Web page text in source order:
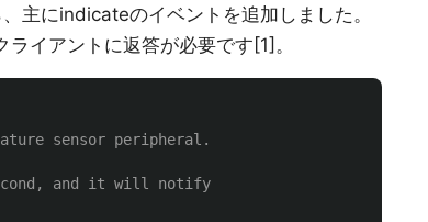
主にindicateのイベントを追加しました。
イアントに返答が必要です[1]。
sensor peripheral.
and it will notify